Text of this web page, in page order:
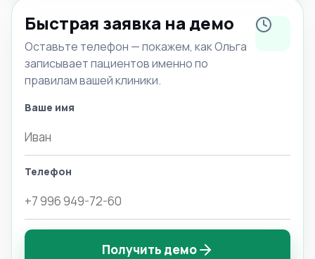
Быстрая заявка на демо
Оставьте телефон — покажем, как Ольга
записывает пациентов именно по
правилам вашей клиники.
Ваше имя
Телефон
Получить демо